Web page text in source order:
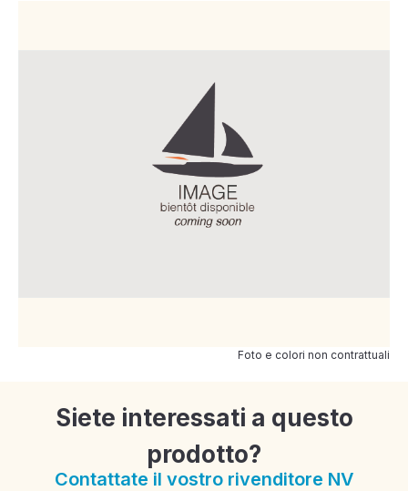
Foto e colori non contrattuali
Siete interessati a questo
prodotto?
Contattate il vostro rivenditore NV